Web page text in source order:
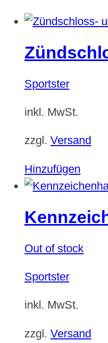
Sportster
inkl. MwSt.
zzgl. Versand
Hinzufügen
Out of stock
Sportster
inkl. MwSt.
zzgl. Versand